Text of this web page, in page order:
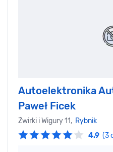
Autoelektronika
Paweł Ficek‎
Żwirki i Wigury 11, Rybnik
4.9 (3